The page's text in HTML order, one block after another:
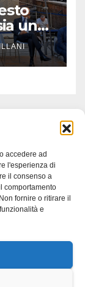
accedere ad
l'esperienza di
il consenso a
comportamento
fornire o ritirare il
e
un
di